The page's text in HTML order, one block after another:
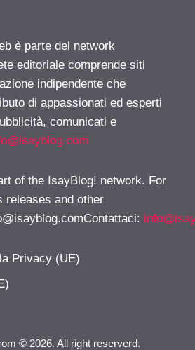
è parte del network
editoriale comprende siti
indipendente che
di appassionati ed esperti
comunicati e
of the IsayBlog! network. For
releases and other
:
Privacy (UE)
© 2026. All right reserverd.